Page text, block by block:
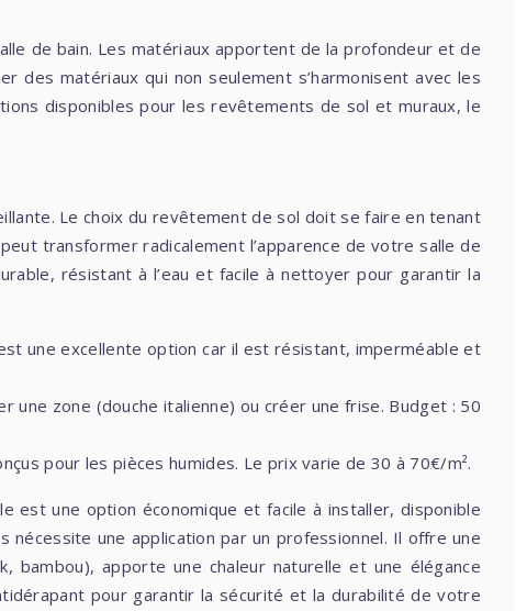
de bain. Les matériaux apportent de la profondeur et de
des matériaux qui non seulement s’harmonisent avec les
disponibles pour les revêtements de sol et muraux, le
Le choix du revêtement de sol doit se faire en tenant
transformer radicalement l’apparence de votre salle de
résistant à l’eau et facile à nettoyer pour garantir la
une excellente option car il est résistant, imperméable et
une zone (douche italienne) ou créer une frise. Budget : 50
pour les pièces humides. Le prix varie de 30 à 70€/m².
est une option économique et facile à installer, disponible
une application par un professionnel. Il offre une
apporte une chaleur naturelle et une élégance
pour garantir la sécurité et la durabilité de votre